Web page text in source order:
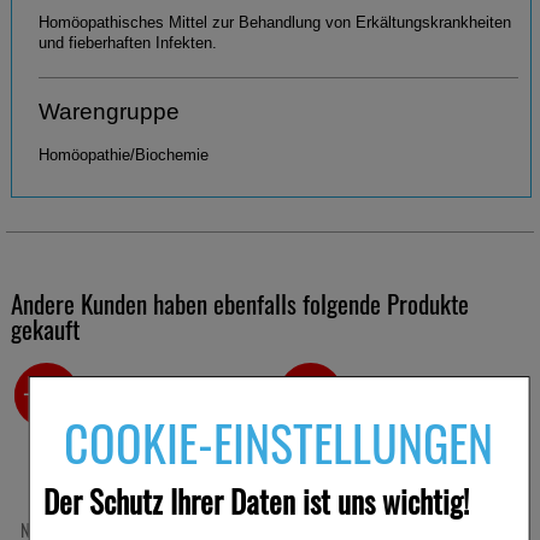
COOKIE-EINSTELLUNGEN
Der Schutz Ihrer Daten ist uns wichtig!
Homöopathisches Mittel zur Behandlung von Erkältungskrankheiten
und fieberhaften Infekten.
Warengruppe
Homöopathie/Biochemie
Andere Kunden haben ebenfalls folgende Produkte
gekauft
NASENSPRAY Heumann
-64%